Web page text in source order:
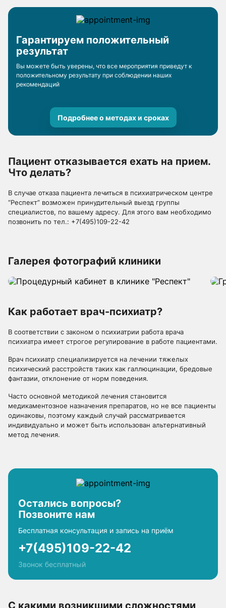
Гарантируем положительный
результат
Вы можете быть уверены, что все мероприятия приведут к
положительному результату при соблюдении наших
рекомендаций
Подробнее о методах и сроках
Пациент отказывается ехать на прием.
Что делать?
В случае отказа пациента лечиться в психиатрическом центре
“Респект” возможен принудительный выезд группы
специалистов, по вашему адресу. Для этого вам необходимо
позвонить по тел.: +7(495)109-22-42
Галерея фотографий клиники
Как работает врач-психиатр?
В соответствии с законом о психиатрии работа врача
психиатра имеет строгое регулирование в работе пациентами.
Врач психиатр специализируется на лечении тяжелых
психический расстройств таких как галлюцинации, бредовые
фантазии, отклонение от норм поведения.
Часто основной методикой лечения становится
медикаментозное назначения препаратов, но не все пациенты
одинаковы, поэтому каждый случай рассматривается
индивидуально и может быть использован альтернативный
метод лечения.
Остались вопросы?
Позвоните нам
Бесплатная консультация и запись на приём
+7(495)109-22-42
Звонок бесплатный
С какими возникшими сложностями